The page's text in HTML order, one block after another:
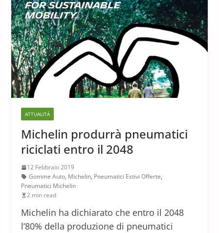
ATTUALITÀ
Michelin produrrà pneumatici
riciclati entro il 2048
12 Febbraio 2019
Gomme Auto, Michelin, Pneumatici Estivi Offerte,
Pneumatici Michelin
2 min read
Michelin ha dichiarato che entro il 2048
l’80% della produzione di pneumatici